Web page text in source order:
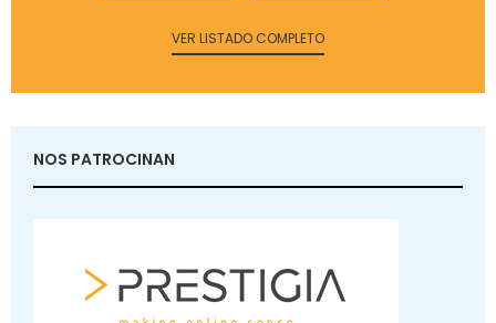
VER LISTADO COMPLETO
NOS PATROCINAN